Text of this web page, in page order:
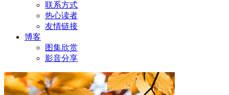
联系方式
热心读者
友情链接
博客
图集欣赏
影音分享